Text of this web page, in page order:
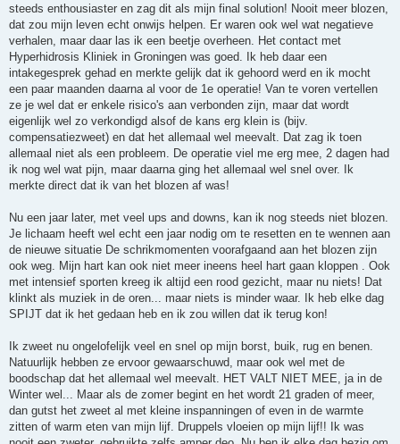
steeds enthousiaster en zag dit als mijn final solution! Nooit meer blozen,
dat zou mijn leven echt onwijs helpen. Er waren ook wel wat negatieve
verhalen, maar daar las ik een beetje overheen. Het contact met
Hyperhidrosis Kliniek in Groningen was goed. Ik heb daar een
intakegesprek gehad en merkte gelijk dat ik gehoord werd en ik mocht
een paar maanden daarna al voor de 1e operatie! Van te voren vertellen
ze je wel dat er enkele risico's aan verbonden zijn, maar dat wordt
eigenlijk wel zo verkondigd alsof de kans erg klein is (bijv.
compensatiezweet) en dat het allemaal wel meevalt. Dat zag ik toen
allemaal niet als een probleem. De operatie viel me erg mee, 2 dagen had
ik nog wel wat pijn, maar daarna ging het allemaal wel snel over. Ik
merkte direct dat ik van het blozen af was!
Nu een jaar later, met veel ups and downs, kan ik nog steeds niet blozen.
Je lichaam heeft wel echt een jaar nodig om te resetten en te wennen aan
de nieuwe situatie De schrikmomenten voorafgaand aan het blozen zijn
ook weg. Mijn hart kan ook niet meer ineens heel hart gaan kloppen . Ook
met intensief sporten kreeg ik altijd een rood gezicht, maar nu niets! Dat
klinkt als muziek in de oren... maar niets is minder waar. Ik heb elke dag
SPIJT dat ik het gedaan heb en ik zou willen dat ik terug kon!
Ik zweet nu ongelofelijk veel en snel op mijn borst, buik, rug en benen.
Natuurlijk hebben ze ervoor gewaarschuwd, maar ook wel met de
boodschap dat het allemaal wel meevalt. HET VALT NIET MEE, ja in de
Winter wel... Maar als de zomer begint en het wordt 21 graden of meer,
dan gutst het zweet al met kleine inspanningen of even in de warmte
zitten of warm eten van mijn lijf. Druppels vloeien op mijn lijf!! Ik was